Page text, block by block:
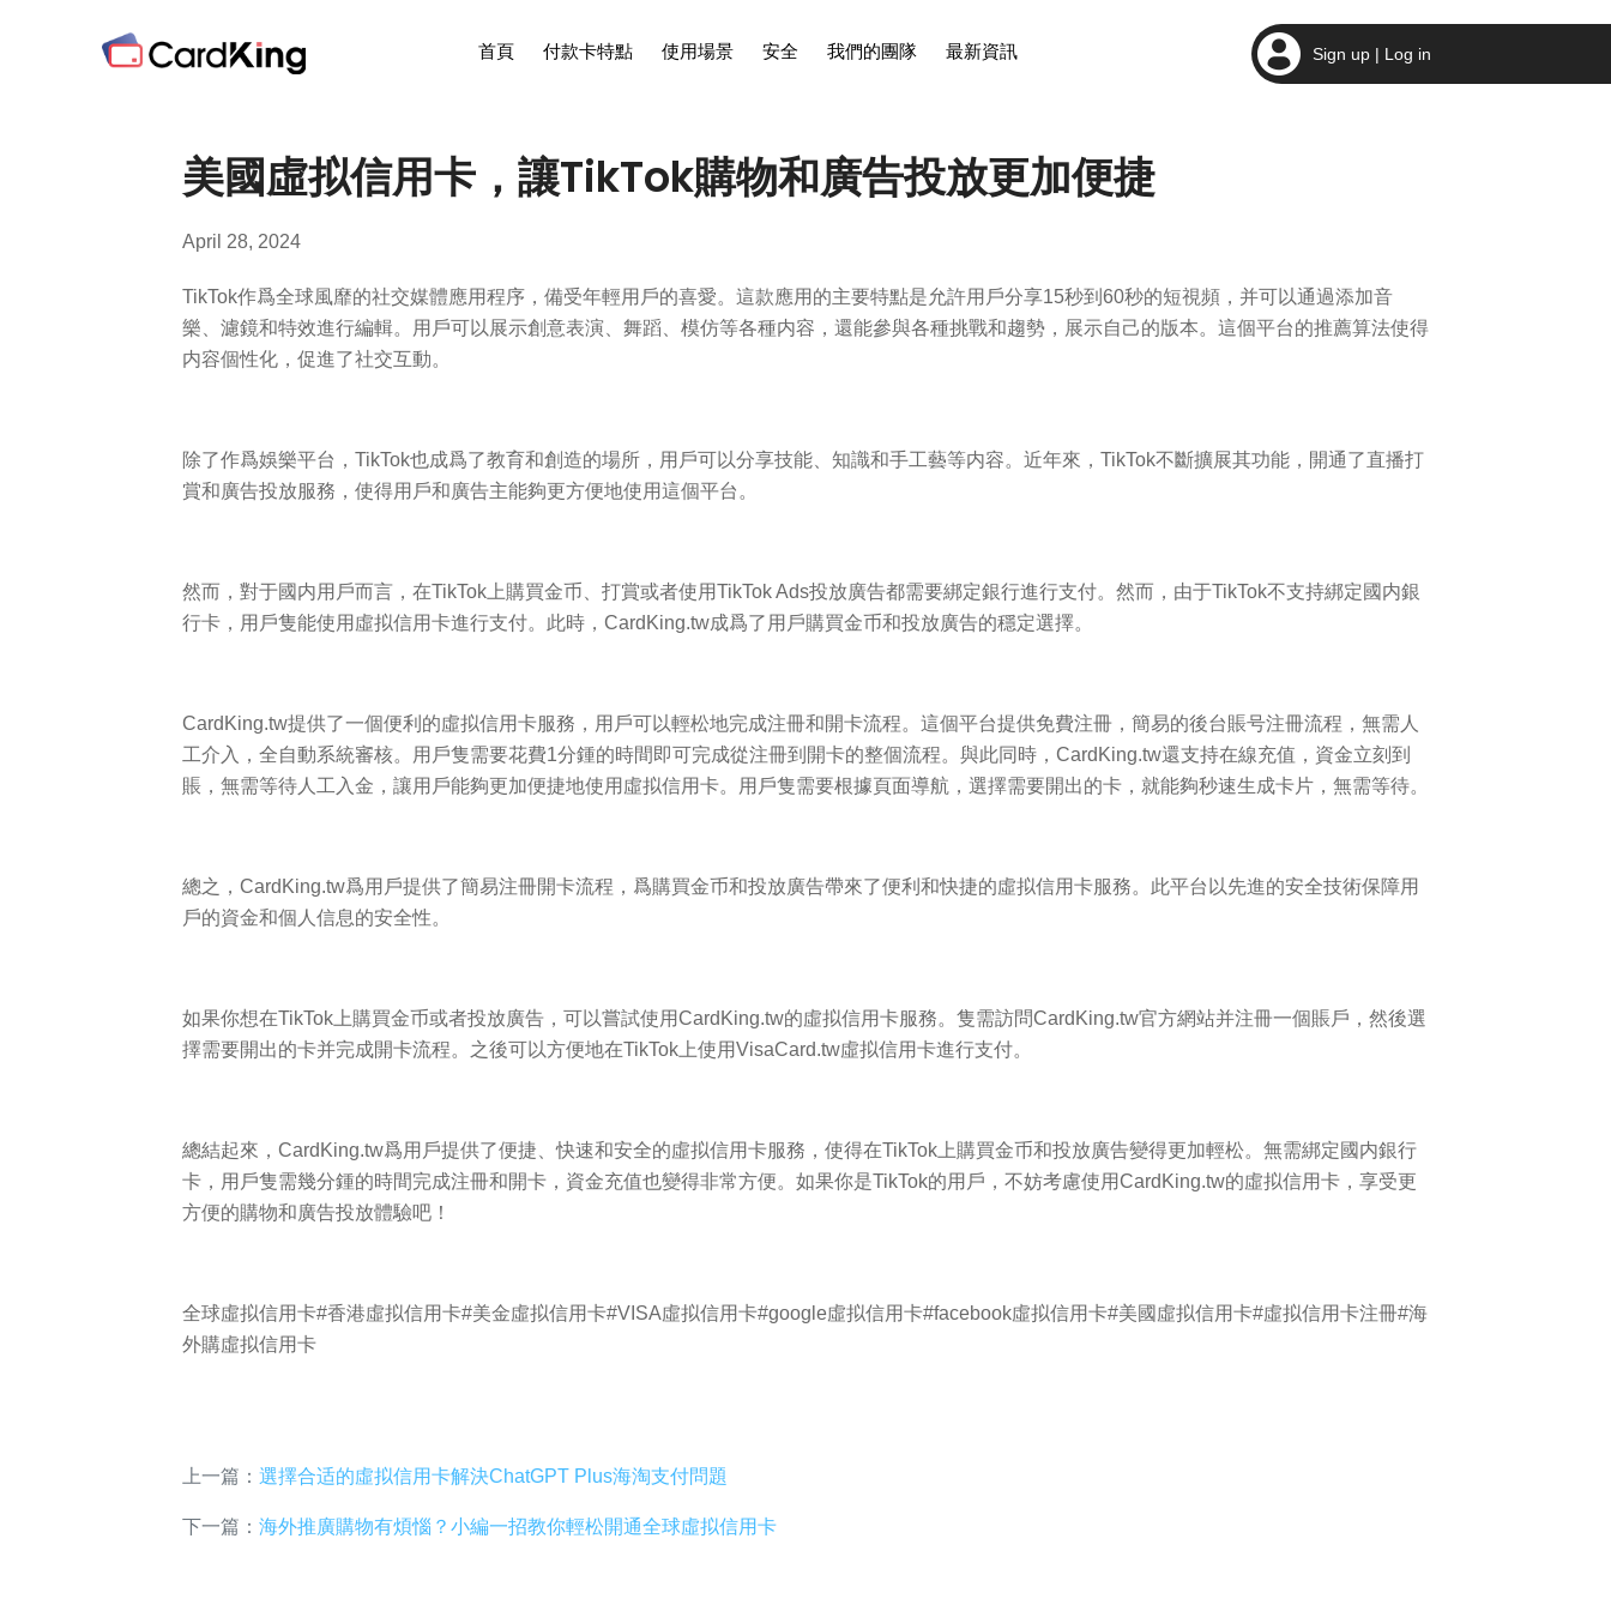
首頁 付款卡特點 使用場景 安全 我們的團隊 最新資訊 Sign up | Log in
美國虛拟信用卡，讓TikTok購物和廣告投放更加便捷
April 28, 2024
TikTok作爲全球風靡的社交媒體應用程序，備受年輕用戶的喜愛。這款應用的主要特點是允許用戶分享15秒到60秒的短視頻，并可以通過添加音
樂、濾鏡和特效進行編輯。用戶可以展示創意表演、舞蹈、模仿等各種内容，還能參與各種挑戰和趨勢，展示自己的版本。這個平台的推薦算法使得
内容個性化，促進了社交互動。
除了作爲娛樂平台，TikTok也成爲了教育和創造的場所，用戶可以分享技能、知識和手工藝等内容。近年來，TikTok不斷擴展其功能，開通了直播打
賞和廣告投放服務，使得用戶和廣告主能夠更方便地使用這個平台。
然而，對于國内用戶而言，在TikTok上購買金币、打賞或者使用TikTok Ads投放廣告都需要綁定銀行進行支付。然而，由于TikTok不支持綁定國内銀
行卡，用戶隻能使用虛拟信用卡進行支付。此時，CardKing.tw成爲了用戶購買金币和投放廣告的穩定選擇。
CardKing.tw提供了一個便利的虛拟信用卡服務，用戶可以輕松地完成注冊和開卡流程。這個平台提供免費注冊，簡易的後台賬号注冊流程，無需人
工介入，全自動系統審核。用戶隻需要花費1分鍾的時間即可完成從注冊到開卡的整個流程。與此同時， CardKing.tw還支持在線充值，資金立刻到
賬，無需等待人工入金，讓用戶能夠更加便捷地使用虛拟信用卡。用戶隻需要根據頁面導航，選擇需要開出的卡，就能夠秒速生成卡片，無需等待。
總之， CardKing.tw爲用戶提供了簡易注冊開卡流程，爲購買金币和投放廣告帶來了便利和快捷的虛拟信用卡服務。此平台以先進的安全技術保障用
戶的資金和個人信息的安全性。
如果你想在TikTok上購買金币或者投放廣告，可以嘗試使用CardKing.tw的虛拟信用卡服務。隻需訪問CardKing.tw官方網站并注冊一個賬戶，然後選
擇需要開出的卡并完成開卡流程。之後可以方便地在TikTok上使用VisaCard.tw虛拟信用卡進行支付。
總結起來，CardKing.tw爲用戶提供了便捷、快速和安全的虛拟信用卡服務，使得在TikTok上購買金币和投放廣告變得更加輕松。無需綁定國内銀行
卡，用戶隻需幾分鍾的時間完成注冊和開卡，資金充值也變得非常方便。如果你是TikTok的用戶，不妨考慮使用CardKing.tw的虛拟信用卡，享受更
方便的購物和廣告投放體驗吧！
全球虛拟信用卡#香港虛拟信用卡#美金虛拟信用卡#VISA虛拟信用卡#google虛拟信用卡#facebook虛拟信用卡#美國虛拟信用卡#虛拟信用卡注冊#海
外購虛拟信用卡
上一篇： 選擇合适的虛拟信用卡解決ChatGPT Plus海淘支付問題
下一篇： 海外推廣購物有煩惱？小編一招教你輕松開通全球虛拟信用卡